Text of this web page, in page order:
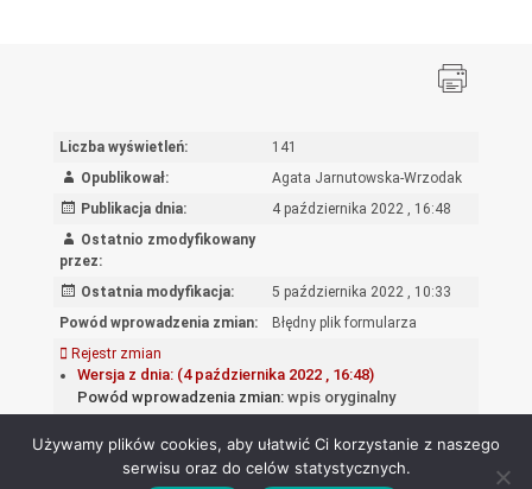
Liczba wyświetleń:
141
Opublikował:
Agata Jarnutowska-Wrzodak
Publikacja dnia:
4 października 2022 , 16:48
Ostatnio zmodyfikowany
przez:
Ostatnia modyfikacja:
5 października 2022 , 10:33
Powód wprowadzenia zmian:
Błędny plik formularza
Rejestr zmian
Wersja z dnia: (4 października 2022 , 16:48)
Powód wprowadzenia zmian: wpis oryginalny
Używamy plików cookies, aby ułatwić Ci korzystanie z naszego
serwisu oraz do celów statystycznych.